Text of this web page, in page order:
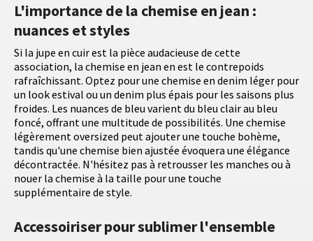
L'importance de la chemise en jean :
nuances et styles
Si la jupe en cuir est la pièce audacieuse de cette
association, la chemise en jean en est le contrepoids
rafraîchissant. Optez pour une chemise en denim léger pour
un look estival ou un denim plus épais pour les saisons plus
froides. Les nuances de bleu varient du bleu clair au bleu
foncé, offrant une multitude de possibilités. Une chemise
légèrement oversized peut ajouter une touche bohème,
tandis qu'une chemise bien ajustée évoquera une élégance
décontractée. N'hésitez pas à retrousser les manches ou à
nouer la chemise à la taille pour une touche
supplémentaire de style.
Accessoiriser pour sublimer l'ensemble